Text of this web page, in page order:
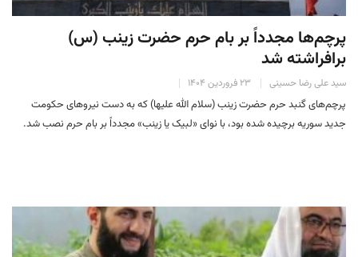
پرچم‌ها مجدداً بر بام حرم حضرت زینب (س)
برافراشته شد
سید علی رضا حسینی ۲۳ فروردین ۱۴۰۴
پرچم‌های گنبد حرم حضرت زینب (سلام‌ الله‌ علیها) که به دست نیروهای حکومت
جدید سوریه برچیده شده بود، با نوای «لبیک یا زینب» مجدداً بر بام حرم نصب شد.